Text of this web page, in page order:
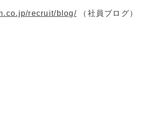
recruit/blog/（社員ブログ）